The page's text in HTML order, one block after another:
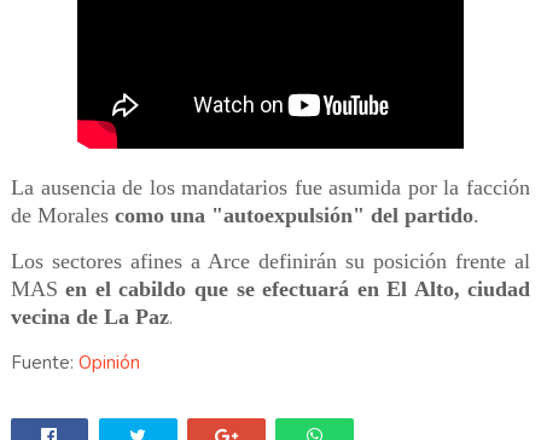
La ausencia de los mandatarios fue asumida por la facción
de Morales como una "autoexpulsión" del partido.
Los sectores afines a Arce definirán su posición frente al
MASen el cabildo que se efectuará en El Alto, ciudad
vecina de La Paz.
Fuente: Opinión